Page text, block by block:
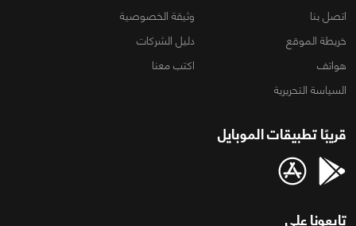
اتصل بنا
وثيقة الخصوصية
خريطة الموقع
دليل الشركات
هواتف
اكتب معنا
السياسة التحريرية
قريبًا تطبيقات الموبايل
تابعونا على